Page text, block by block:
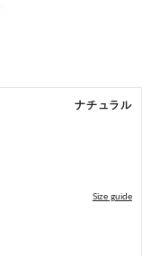
ナチュラル
Size guide